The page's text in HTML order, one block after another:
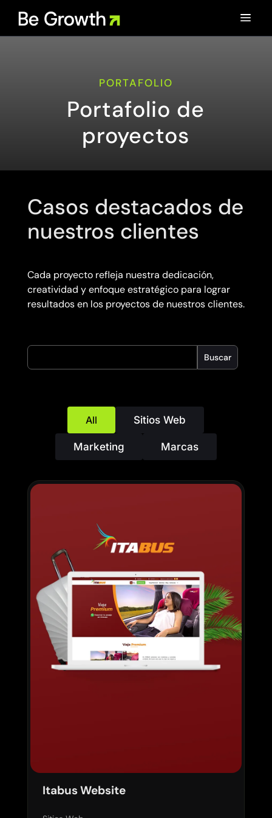
a
PORTAFOLIO
Portafolio de
proyectos
Casos destacados de
nuestros clientes
Cada proyecto refleja nuestra dedicación,
creatividad y enfoque estratégico para lograr
resultados en los proyectos de nuestros clientes.
Buscar
All Sitios Web
Marketing Marcas
Itabus WebsiteVer proyecto